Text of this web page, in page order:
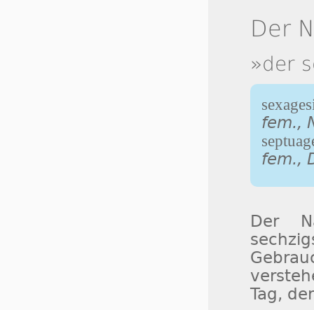
Der
»der
fem.,
fem.,
Der
Tag,